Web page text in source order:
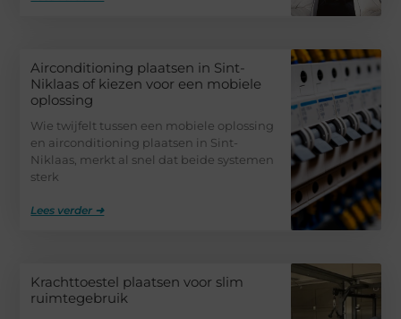
Airconditioning plaatsen in Sint-
Niklaas of kiezen voor een mobiele
oplossing
Wie twijfelt tussen een mobiele oplossing
en airconditioning plaatsen in Sint-
Niklaas, merkt al snel dat beide systemen
sterk
Lees verder ➜
Krachttoestel plaatsen voor slim
ruimtegebruik